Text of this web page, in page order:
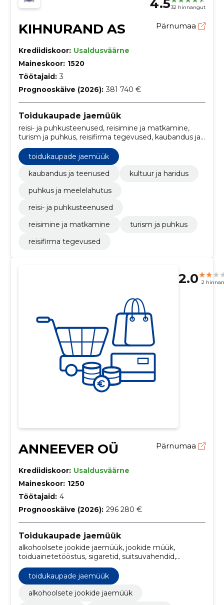
4.532 hinnangut
KIHNURAND AS Pärnumaa
Krediidiskoor: Usaldusväärne
Maineskoor: 1520
Töötajaid: 3
Prognooskäive (2026): 381 740 €
Toidukaupade jaemüük
reisi- ja puhkusteenused, reisimine ja matkamine,
turism ja puhkus, reisifirma tegevused, kaubandus ja
toidukaupade jaemüük
kaubandus ja teenused
kultuur ja haridus
puhkus ja meelelahutus
reisi- ja puhkusteenused
reisimine ja matkamine
turism ja puhkus
reisifirma tegevused
2.0 2
ANNEEVER OÜ Pärnumaa
Krediidiskoor: Usaldusväärne
Maineskoor: 1250
Töötajaid: 4
Prognooskäive (2026): 296 280 €
Toidukaupade jaemüük
alkohoolsete jookide jaemüük, jookide müük,
toiduainetetööstus, sigaretid, suitsuvahendid,
tubakatooted, suitsuasemed, tubakatoodete müük,
suitsutooted, suitsuaromid
toidukaupade jaemüük
alkohoolsete jookide jaemüük